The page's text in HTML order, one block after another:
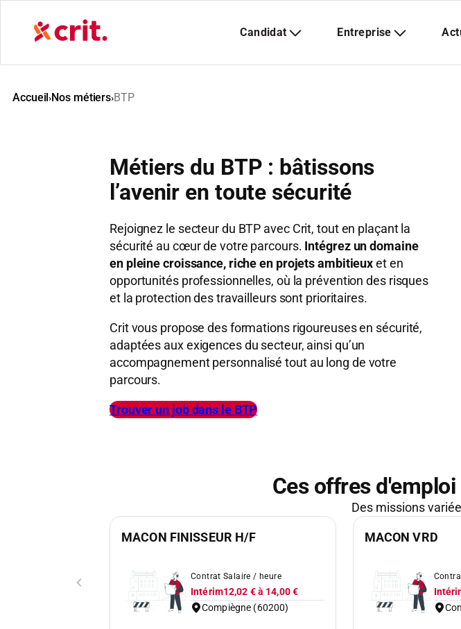
Accueil›Nos métiers›BTP
Métiers du BTP : bâtissons
l’avenir en toute sécurité
Rejoignez le secteur du BTP avec Crit, tout en plaçant la
sécurité au cœur de votre parcours. Intégrez un domaine
en pleine croissance, riche en projets ambitieuxet en
opportunités professionnelles, où la prévention des risques
et la protection des travailleurs sont prioritaires.
Crit vous propose des formations rigoureuses en sécurité,
adaptées aux exigences du secteur, ainsi qu’un
accompagnement personnalisé tout au long de votre
parcours.
Trouver un job dans le BTP